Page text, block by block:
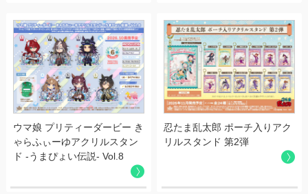
2023.11.16
年末年始休業のお知らせ
2023.07.04
夏季休業のお知らせ
2023.05.15
商標登録取得のお知らせ
2023.05.15
ウマ娘 プリティーダービー き
ゃらふぃーゆアクリルスタン
ド -うまぴょい伝説- Vol.8
忍たま乱太郎 ポーチ入りアク
リルスタンド 第2弾